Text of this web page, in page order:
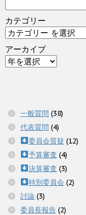
カテゴリー
アーカイブ
一般質問 (38)
代表質問 (4)
委員会質疑 (12)
予算審査 (4)
決算審査 (3)
特別委員会 (2)
討論 (3)
委員長報告 (2)